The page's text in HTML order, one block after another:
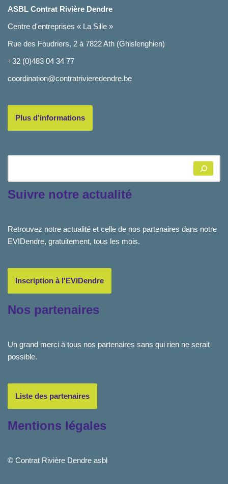
ASBL Contrat Rivière Dendre
Centre d'entreprises « La Sille »
Rue des Foudriers, 2 à 7822 Ath (Ghislenghien)
+32 (0)483 04 34 77
coordination@contratrivieredendre.be
Plus d'informations
Suivre notre actualité
Retrouvez notre actualité et celle de nos partenaires dans notre
EVIDendre, gratuitement, tous les mois.
Inscription à l'EVIDendre
Nos partenaires
Un grand merci à tous nos partenaires sans qui rien ne serait
possible.
Liste des partenaires
Mentions légales
© Contrat Rivière Dendre asbl